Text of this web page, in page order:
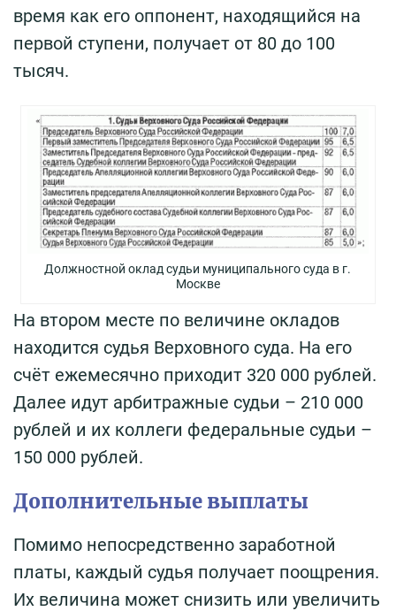
время как его оппонент, находящийся на
первой ступени, получает от 80 до 100
тысяч.
Должностной оклад судьи муниципального суда в г.
Москве
На втором месте по величине окладов
находится судья Верховного суда. На его
счёт ежемесячно приходит 320 000 рублей.
Далее идут арбитражные судьи – 210 000
рублей и их коллеги федеральные судьи –
150 000 рублей.
Дополнительные выплаты
Помимо непосредственно заработной
платы, каждый судья получает поощрения.
Их величина может снизить или увеличить